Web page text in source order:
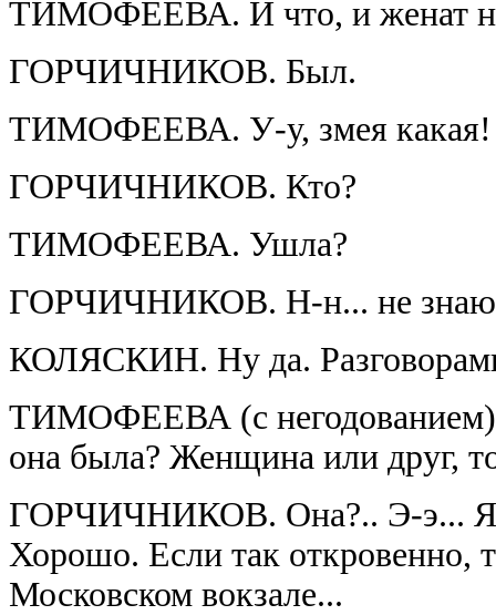
ТИМОФЕЕВА. И что, и женат
ГОРЧИЧНИКОВ. Был.
ТИМОФЕЕВА. У-у, змея какая!
ГОРЧИЧНИКОВ. Кто?
ТИМОФЕЕВА. Ушла?
ГОРЧИЧНИКОВ. Н-н... не
КОЛЯСКИН. Ну да.
ТИМОФЕЕВА (с негодованием).
она была? Женщина или друг,
ГОРЧИЧНИКОВ. Она?.. Э-э... Я
Хорошо. Если так откровенно,
Московском вокзале...